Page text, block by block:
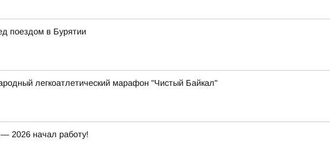
поездом в Бурятии
легкоатлетический марафон "Чистый Байкал"
2026 начал работу!